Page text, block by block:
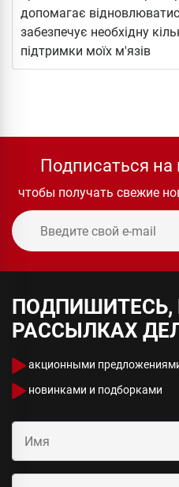
допомагає
забезпечує необхідну
підтримки моїх м'язів
Подписаться
чтобы получать свежие
РАССЫЛКАХ
акционными
новинками и подборками